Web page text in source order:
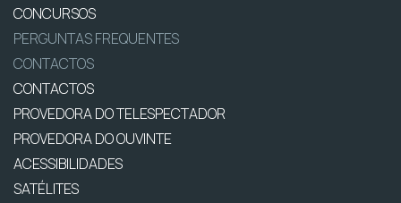
CONCURSOS
PERGUNTAS FREQUENTES
CONTACTOS
CONTACTOS
PROVEDORA DO TELESPECTADOR
PROVEDORA DO OUVINTE
ACESSIBILIDADES
SATÉLITES